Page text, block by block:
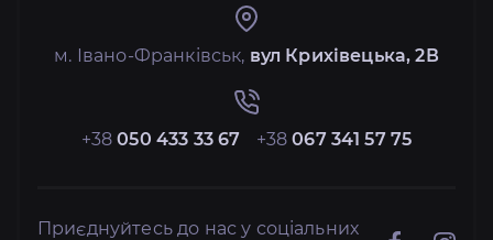
м. Івано-Франківськ, вул Крихівецька, 2В
+38050 433 33 67 +38067 341 57 75
Приєднуйтесь до нас у соціальних